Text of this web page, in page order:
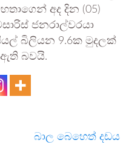
අද දින (05)
ජනරාල්වරයා
බිලියන 9.6ක මුදලක්
බවයි.
බාල බෙහෙත් දඩය